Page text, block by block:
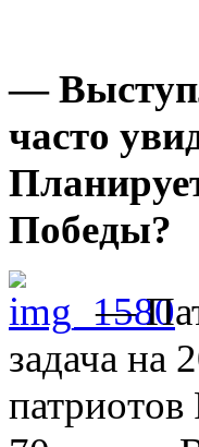
—
часто
Победы?
—
задача на